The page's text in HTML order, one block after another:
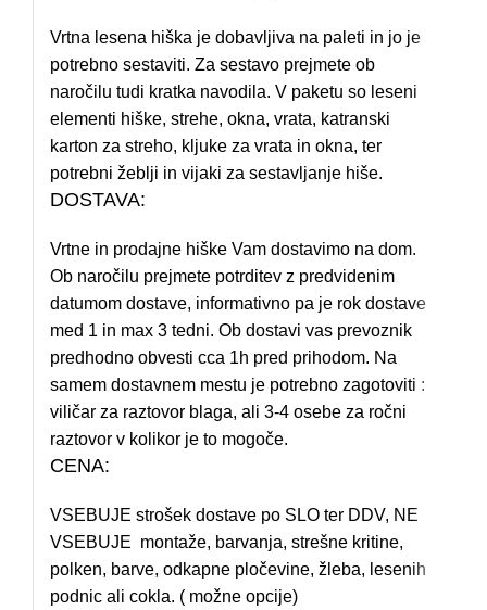
Vrtna lesena hiška je dobavljiva na paleti in jo je
potrebno sestaviti. Za sestavo prejmete ob
naročilu tudi kratka navodila. V paketu so leseni
elementi hiške, strehe, okna, vrata, katranski
karton za streho, kljuke za vrata in okna, ter
potrebni žeblji in vijaki za sestavljanje hiše.
DOSTAVA:
Vrtne in prodajne hiške Vam dostavimo na dom.
Ob naročilu prejmete potrditev z predvidenim
datumom dostave, informativno pa je rok dostave
med 1 in max 3 tedni. Ob dostavi vas prevoznik
predhodno obvesti cca 1h pred prihodom. Na
samem dostavnem mestu je potrebno zagotoviti :
viličar za raztovor blaga, ali 3-4 osebe za ročni
raztovor v kolikor je to mogoče.
CENA:
VSEBUJE strošek dostave po SLO ter DDV, NE
VSEBUJE montaže, barvanja, strešne kritine,
polken, barve, odkapne pločevine, žleba, lesenih
podnic ali cokla. ( možne opcije)